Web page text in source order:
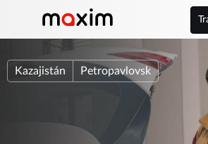
Kazajistán Petropavlovsk